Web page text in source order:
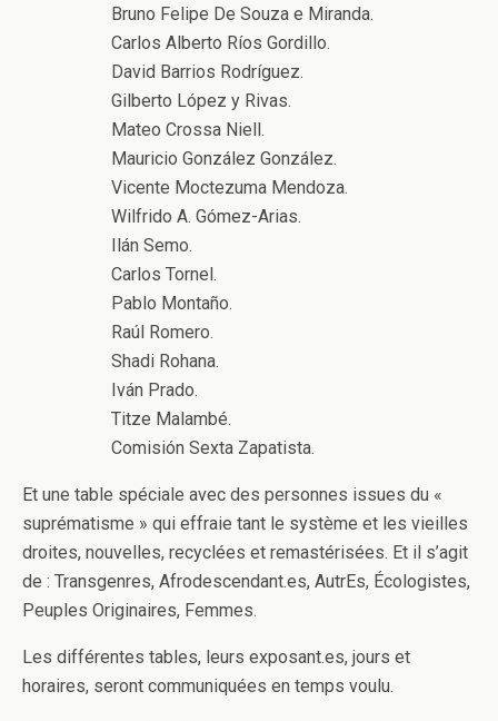
Bruno Felipe De Souza e Miranda.
Carlos Alberto Ríos Gordillo.
David Barrios Rodríguez.
Gilberto López y Rivas.
Mateo Crossa Niell.
Mauricio González González.
Vicente Moctezuma Mendoza.
Wilfrido A. Gómez-Arias.
Ilán Semo.
Carlos Tornel.
Pablo Montaño.
Raúl Romero.
Shadi Rohana.
Iván Prado.
Titze Malambé.
Comisión Sexta Zapatista.
Et une table spéciale avec des personnes issues du «
suprématisme » qui effraie tant le système et les vieilles
droites, nouvelles, recyclées et remastérisées. Et il s’agit
de : Transgenres, Afrodescendant.es, AutrEs, Écologistes,
Peuples Originaires, Femmes.
Les différentes tables, leurs exposant.es, jours et
horaires, seront communiquées en temps voulu.